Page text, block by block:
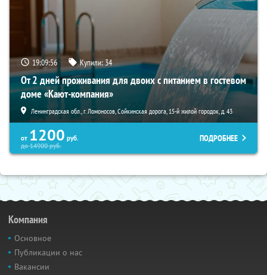
19:09:55 Купили:34
От 2 дней проживания для двоих с питанием в гостевом
доме «Кают-компания»
Ленинградская обл., г. Ломоносов, Сойкинская дорога, 15-й жилой городок, д. 43
от 1200 руб.
до14900руб.
ПОДРОБНЕЕ
Компания
Основное
Публикации о нас
Вакансии